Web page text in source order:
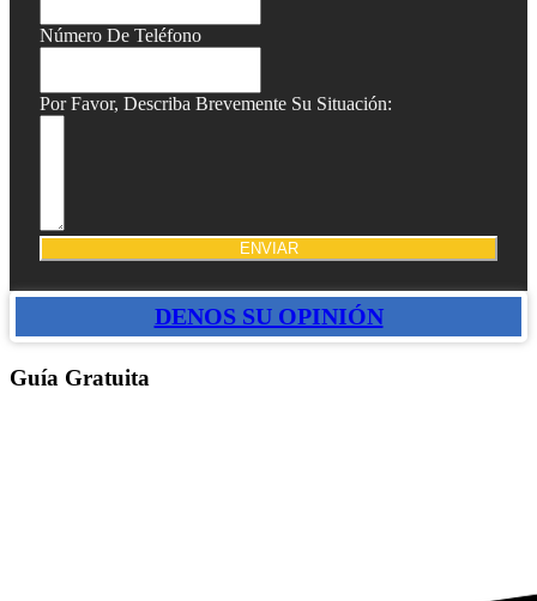
Número De Teléfono
Por Favor, Describa Brevemente Su Situación:
ENVIAR
DENOS SU OPINIÓN
Guía Gratuita